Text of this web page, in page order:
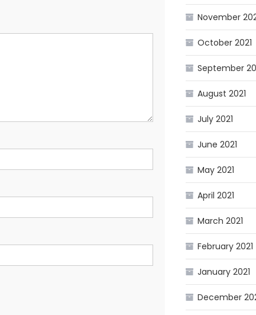
November
October 2021
September
August 2021
July 2021
June 2021
May 2021
April 2021
March 2021
February 2021
January 2021
December